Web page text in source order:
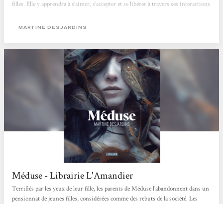
filles. Elle y apprendra à s’aimer, s’accepter et se libérer à travers ses interactions
avertissement...
MARTINE DESJARDINS
Méduse - Librairie L'Amandier
Terrifiés par les yeux de leur fille, les parents de Méduse l'abandonnent dans un
pensionnat de jeunes filles, considérées comme des rebuts de la société. Les